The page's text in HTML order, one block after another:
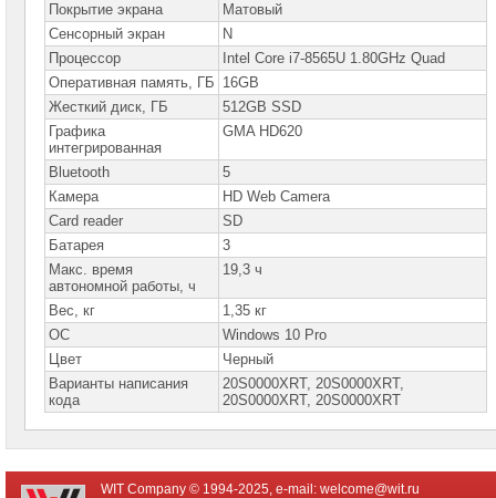
Ноутбуки
HP
Ноутбуки
Huawei
Ноутбуки
Lenovo
Планшеты
Lenovo
Ноутбуки
Lenovo
IdeaPad
Ноутбуки
Lenovo
Xiaoxin
Ноутбуки
Lenovo
Legion
Ноутбуки
Lenovo
ThinkPad
Lenovo
Покрытие экрана
Матовый
Сенсорный экран
N
Процессор
Intel Core i7-8565U 1.80GHz Quad
Оперативная память, ГБ 16GB
Жесткий диск, ГБ
512GB SSD
Графика
интегрированная
GMA HD620
Bluetooth
5
Камера
HD Web Camera
Card reader
SD
Батарея
3
Макс. время
автономной работы, ч
19,3 ч
Вес, кг
1,35 кг
ОС
Windows 10 Pro
Цвет
Черный
Варианты написания
кода
20S0000XRT, 20S0000XRT,
20S0000XRТ, 20S0000ХRТ
WIT Company © 1994-2025, e-mail: welcome@wit.ru